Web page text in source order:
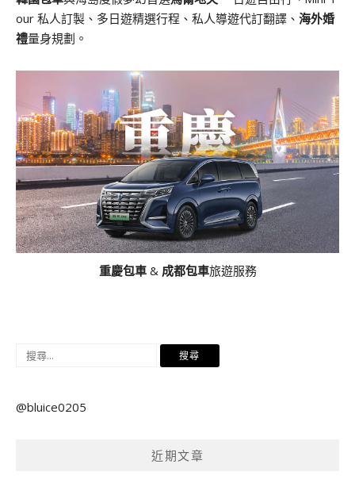
our 私人訂製、多日遊精選行程、私人導遊代訂翻譯、 海外婚
禮量身規劃。
重慶包車& 成都包車旅遊服務
搜
鍵
@bluice0205
近期文章